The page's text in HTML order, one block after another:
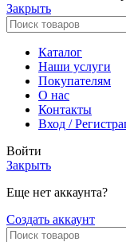
Закрыть
Каталог
Наши услуги
Покупателям
О нас
Контакты
Вход /
Войти
Закрыть
Еще нет аккаунта?
Создать аккаунт